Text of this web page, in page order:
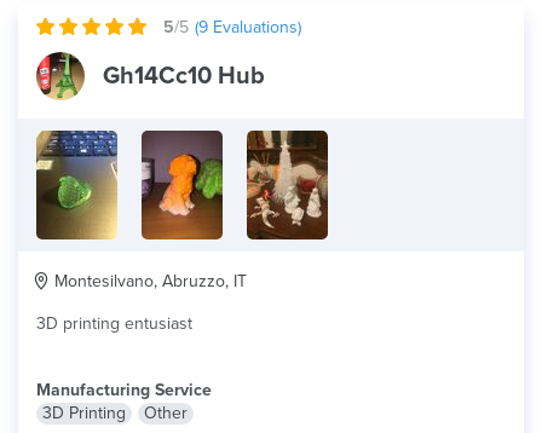
5/5 (9 Evaluations)
Gh14Cc10 Hub
Montesilvano, Abruzzo, IT
3D printing entusiast
Manufacturing Service
3D Printing
Other